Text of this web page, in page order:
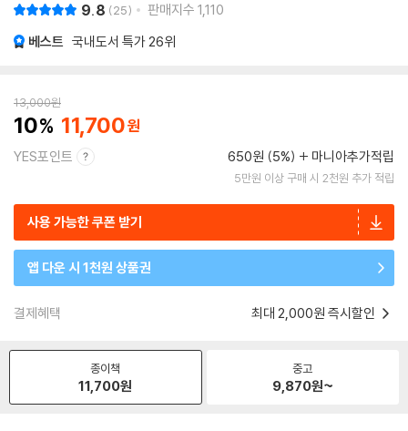
9.8 25 판매지수 1,110
베스트 국내도서 특가26위
13,000원
10 11,700
YES포인트 650원 (5%) 마니아추가적립
5만원 이상 구매 시 2천원 추가 적립
사용 가능한 쿠폰 받기
앱 다운 시 1천원 상품권
결제혜택 최대 2,000원 즉시할인
종이책
11,700원
중고
9,870원~